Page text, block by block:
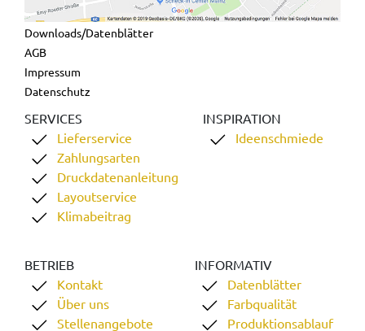
Downloads/Datenblätter
AGB
Impressum
Datenschutz
SERVICES
Lieferservice
Zahlungsarten
Druckdatenanleitung
Layoutservice
Klimabeitrag
INSPIRATION
Ideenschmiede
BETRIEB
Kontakt
Über uns
Stellenangebote
INFORMATIV
Datenblätter
Farbqualität
Produktionsablauf